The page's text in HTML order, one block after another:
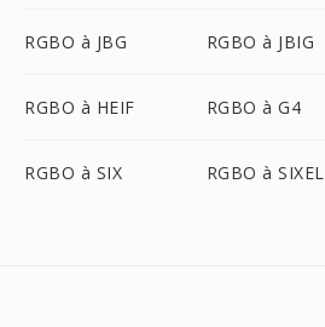
RGBO à JBG RGBO à JBIG
RGBO à HEIF RGBO à G4
RGBO à SIX RGBO à SIXEL